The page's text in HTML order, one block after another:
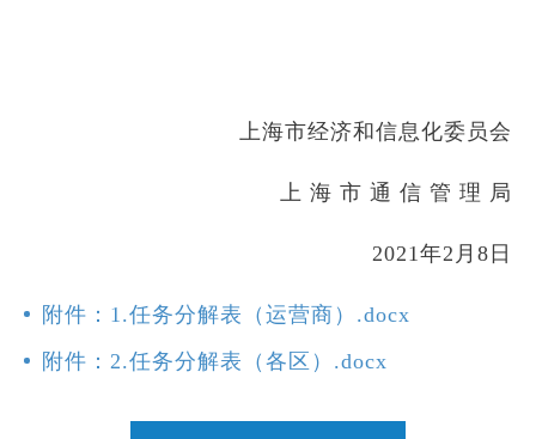
上海市经济和信息化委员会
上 海 市 通 信 管 理 局
2021年2月8日
附件：1.任务分解表（运营商）.docx
附件：2.任务分解表（各区）.docx